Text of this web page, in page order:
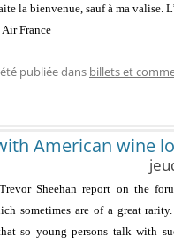
la bienvenue, sauf à ma valise.
France
publiée dans billets et
American wine
Sheehan report on the
sometimes are of a great
so young persons talk with